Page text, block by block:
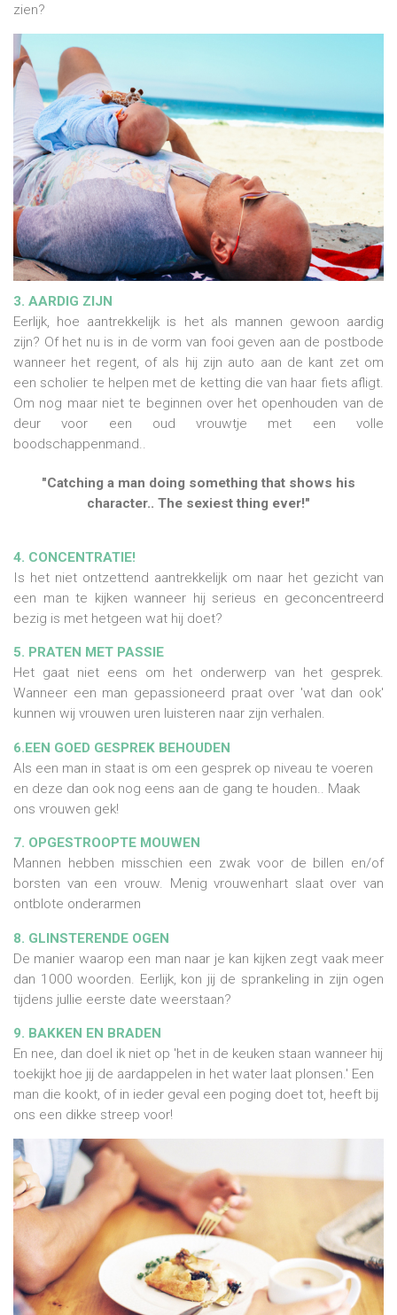
zien?
3. AARDIG ZIJN
Eerlijk, hoe aantrekkelijk is het als mannen gewoon aardig
zijn? Of het nu is in de vorm van fooi geven aan de postbode
wanneer het regent, of als hij zijn auto aan de kant zet om
een scholier te helpen met de ketting die van haar fiets afligt.
Om nog maar niet te beginnen over het openhouden van de
deur voor een oud vrouwtje met een volle
boodschappenmand..
"Catching a man doing something that shows his
character.. The sexiest thing ever!"
4. CONCENTRATIE!
Is het niet ontzettend aantrekkelijk om naar het gezicht van
een man te kijken wanneer hij serieus en geconcentreerd
bezig is met hetgeen wat hij doet?
5. PRATEN MET PASSIE
Het gaat niet eens om het onderwerp van het gesprek.
Wanneer een man gepassioneerd praat over 'wat dan ook'
kunnen wij vrouwen uren luisteren naar zijn verhalen.
6.EEN GOED GESPREK BEHOUDEN
Als een man in staat is om een gesprek op niveau te voeren
en deze dan ook nog eens aan de gang te houden.. Maak
ons vrouwen gek!
7. OPGESTROOPTE MOUWEN
Mannen hebben misschien een zwak voor de billen en/of
borsten van een vrouw. Menig vrouwenhart slaat over van
ontblote onderarmen
8. GLINSTERENDE OGEN
De manier waarop een man naar je kan kijken zegt vaak meer
dan 1000 woorden. Eerlijk, kon jij de sprankeling in zijn ogen
tijdens jullie eerste date weerstaan?
9. BAKKEN EN BRADEN
En nee, dan doel ik niet op 'het in de keuken staan wanneer hij
toekijkt hoe jij de aardappelen in het water laat plonsen.' Een
man die kookt, of in ieder geval een poging doet tot, heeft bij
ons een dikke streep voor!